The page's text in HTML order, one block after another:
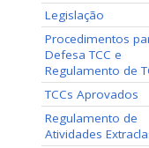
Legislação
Procedimentos
Defesa TCC e
Regulamento de
TCCs Aprovados
Regulamento de
Atividades